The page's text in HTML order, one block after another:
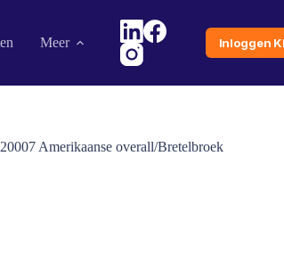
Meer Inloggen
Amerikaanse overall/Bretelbroek